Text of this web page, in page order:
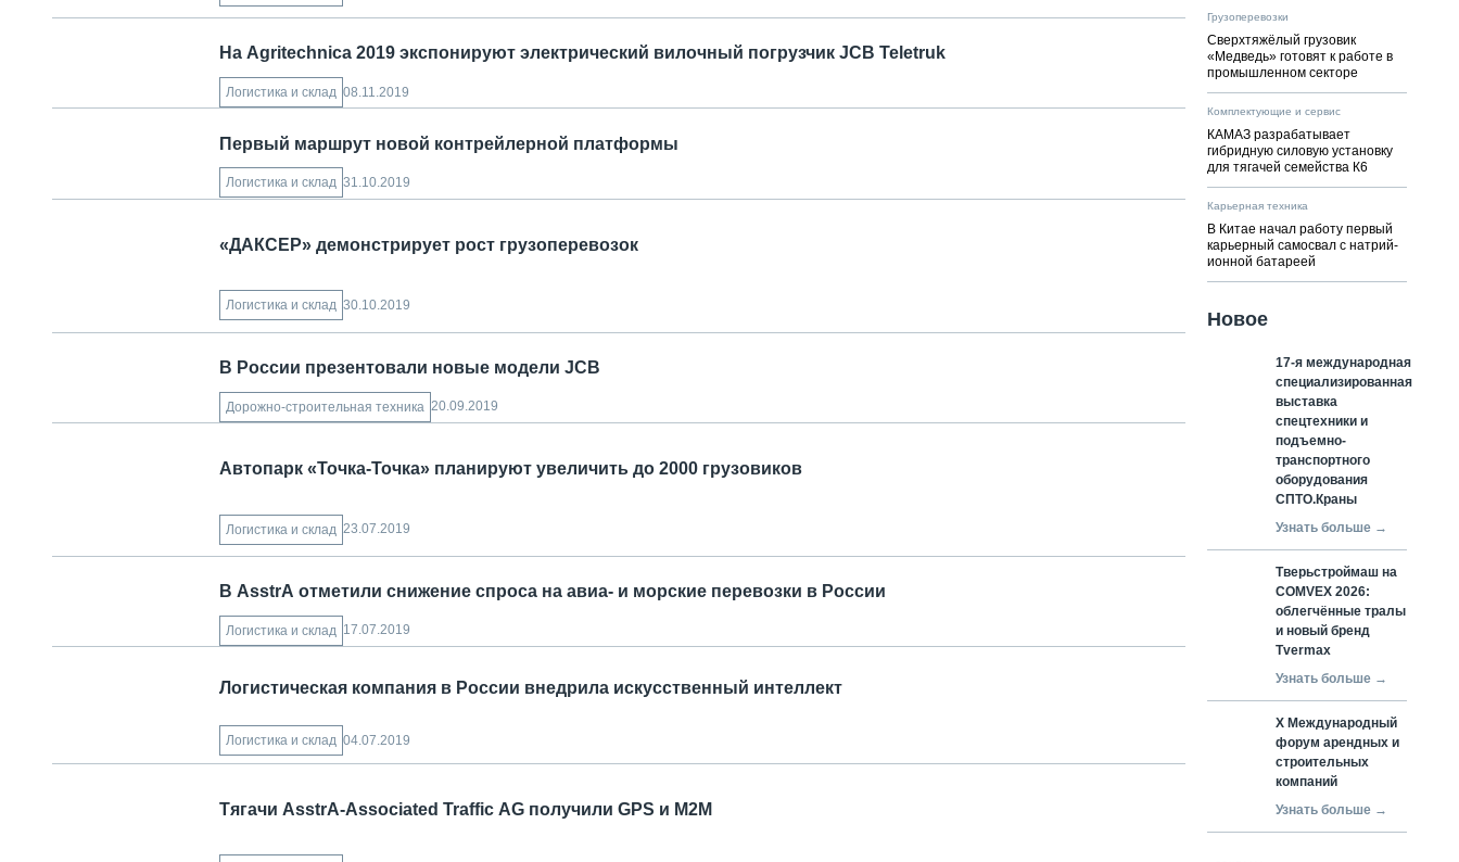
На Agritechnica 2019 экспонируют электрический вилочный погрузчик JCB Teletruk
Логистика и склад 08.11.2019
Первый маршрут новой контрейлерной платформы
Логистика и склад 31.10.2019
«ДАКСЕР» демонстрирует рост грузоперевозок
Логистика и склад 30.10.2019
В России презентовали новые модели JCB
Дорожно-строительная техника 20.09.2019
Автопарк «Точка-Точка» планируют увеличить до 2000 грузовиков
Логистика и склад 23.07.2019
В AsstrA отметили снижение спроса на авиа- и морские перевозки в России
Логистика и склад 17.07.2019
Логистическая компания в России внедрила искусственный интеллект
Логистика и склад 04.07.2019
Тягачи AsstrA-Associated Traffic AG получили GPS и M2M
Грузоперевозки
Сверхтяжёлый грузовик
«Медведь» готовят к работе в
промышленном секторе
Комплектующие и сервис
КАМАЗ разрабатывает
гибридную силовую установку
для тягачей семейства К6
Карьерная техника
В Китае начал работу первый
карьерный самосвал с натрий-
ионной батареей
Новое
17-я международная
специализированная
выставка
спецтехники и
подъемно-
транспортного
оборудования
СПТО.Краны
Узнать больше →
Тверьстроймаш на
COMVEX 2026:
облегчённые тралы
и новый бренд
Tvermax
Узнать больше →
X Международный
форум арендных и
строительных
компаний
Узнать больше →